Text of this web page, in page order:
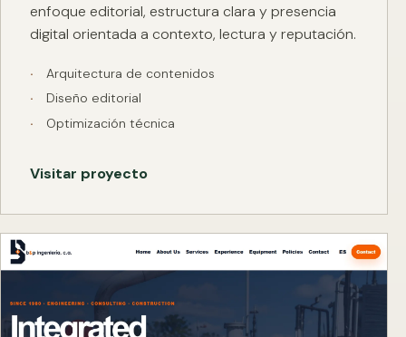
enfoque editorial, estructura clara y presencia
digital orientada a contexto, lectura y reputación.
Arquitectura de contenidos
Diseño editorial
Optimización técnica
Visitar proyecto